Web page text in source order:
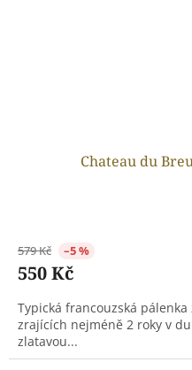
Chateau du
579 Kč –5 %
550 Kč
Typická francouzská
zrajících nejméně 2 roky v
zlatavou...